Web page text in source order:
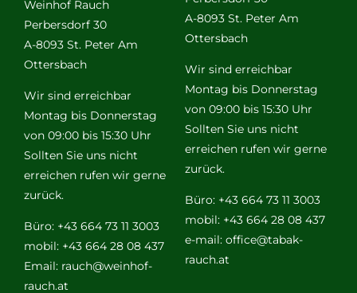
Weinhof Rauch
Perbersdorf 30
A-8093 St. Peter Am
Ottersbach
Wir sind erreichbar
Montag bis Donnerstag
von 09:00 bis 15:30 Uhr
Sollten Sie uns nicht
erreichen rufen wir gerne
zurück.
Büro: +43 664 73 11 3003
mobil: +43 664 28 08 437
Email: rauch@weinhof-
rauch.at
A-8093 St. Peter Am
Ottersbach
Wir sind erreichbar
Montag bis Donnerstag
von 09:00 bis 15:30 Uhr
Sollten Sie uns nicht
erreichen rufen wir gerne
zurück.
Büro: +43 664 73 11 3003
mobil: +43 664 28 08 437
e-mail: office@tabak-
rauch.at